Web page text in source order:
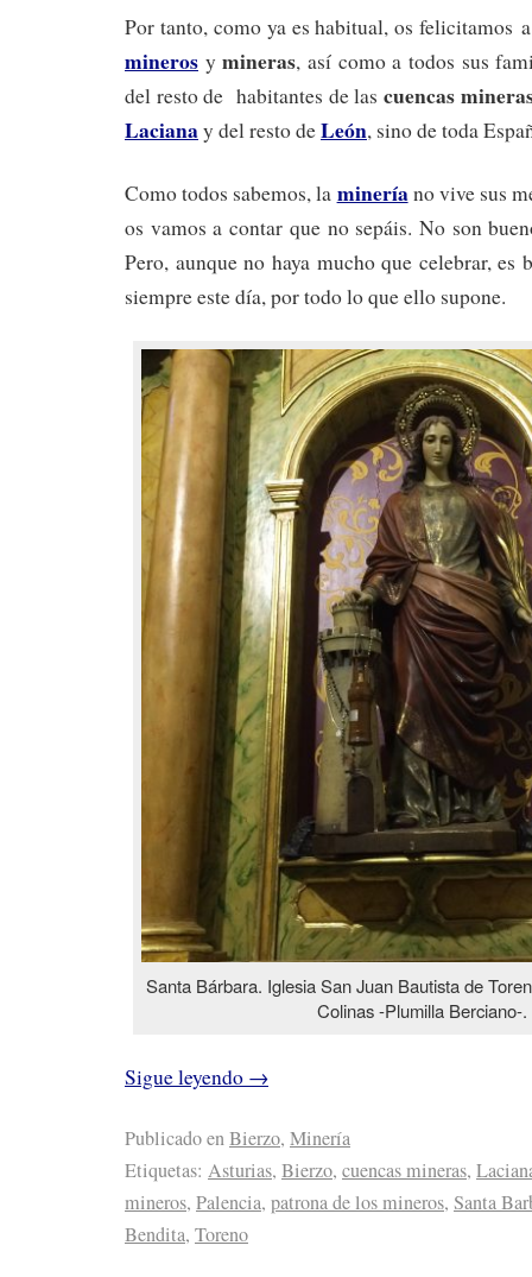
Por tanto, como ya es habitual, os felicitamos
mineros ymineras, así como a todos sus
del resto de habitantes de las cuencas
Lacianay del resto deLeón, sino de toda
Como todos sabemos, la mineríano vive sus
os vamos a contar que no sepáis. No son
Pero, aunque no haya mucho que celebrar, es
siempre este día, por todo lo que ello supone.
Santa Bárbara. Iglesia San Juan Bautista de
Colinas -Plumilla Berciano-.
Sigue leyendo →
Publicado enBierzo, Minería
Etiquetas: Asturias, Bierzo, cuencas mineras,
mineros, Palencia, patrona de los mineros, Santa
Bendita, Toreno